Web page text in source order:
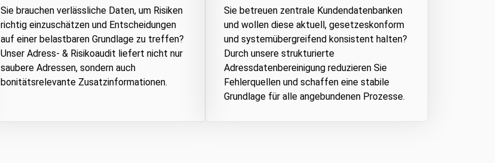
Sie brauchen verlässliche Daten, um Risiken
richtig einzuschätzen und Entscheidungen
auf einer belastbaren Grundlage zu treffen?
Unser Adress- & Risikoaudit liefert nicht nur
saubere Adressen, sondern auch
bonitätsrelevante Zusatzinformationen.
Sie betreuen zentrale Kundendatenbanken
und wollen diese aktuell, gesetzeskonform
und systemübergreifend konsistent halten?
Durch unsere strukturierte
Adressdatenbereinigung reduzieren Sie
Fehlerquellen und schaffen eine stabile
Grundlage für alle angebundenen Prozesse.